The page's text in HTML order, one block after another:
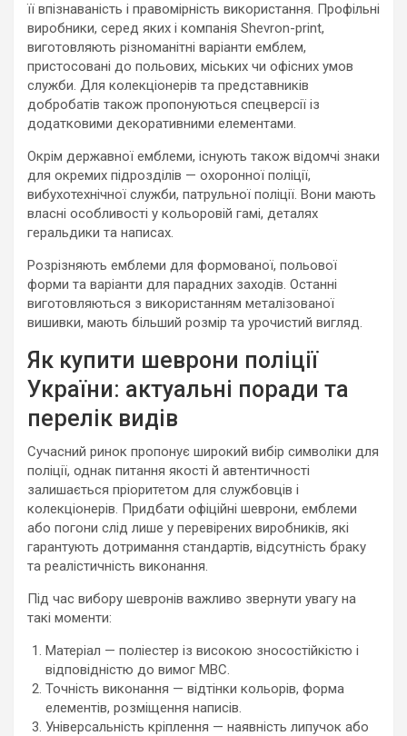
її впізнаваність і правомірність використання. Профільні
виробники, серед яких і компанія Shevron-print,
виготовляють різноманітні варіанти емблем,
пристосовані до польових, міських чи офісних умов
служби. Для колекціонерів та представників
добробатів також пропонуються спецверсії із
додатковими декоративними елементами.
Окрім державної емблеми, існують також відомчі знаки
для окремих підрозділів — охоронної поліції,
вибухотехнічної служби, патрульної поліції. Вони мають
власні особливості у кольоровій гамі, деталях
геральдики та написах.
Розрізняють емблеми для формованої, польової
форми та варіанти для парадних заходів. Останні
виготовляються з використанням металізованої
вишивки, мають більший розмір та урочистий вигляд.
Як купити шеврони поліції
України: актуальні поради та
перелік видів
Сучасний ринок пропонує широкий вибір символіки для
поліції, однак питання якості й автентичності
залишається пріоритетом для службовців і
колекціонерів. Придбати офіційні шеврони, емблеми
або погони слід лише у перевірених виробників, які
гарантують дотримання стандартів, відсутність браку
та реалістичність виконання.
Під час вибору шевронів важливо звернути увагу на
такі моменти:
Матеріал — поліестер із високою зносостійкістю і
відповідністю до вимог МВС.
Точність виконання — відтінки кольорів, форма
елементів, розміщення написів.
Універсальність кріплення — наявність липучок або